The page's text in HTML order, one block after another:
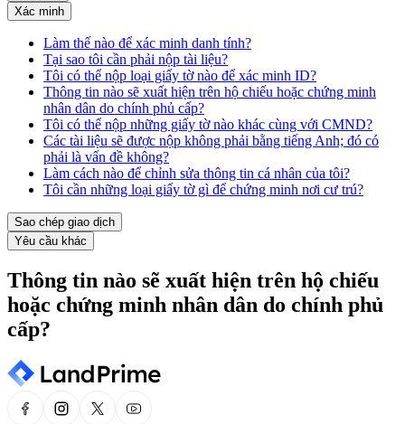
Xác minh
Làm thế nào để xác minh danh tính?
Tại sao tôi cần phải nộp tài liệu?
Tôi có thể nộp loại giấy tờ nào để xác minh ID?
Thông tin nào sẽ xuất hiện trên hộ chiếu hoặc chứng minh
nhân dân do chính phủ cấp?
Tôi có thể nộp những giấy tờ nào khác cùng với CMND?
Các tài liệu sẽ được nộp không phải bằng tiếng Anh; đó có
phải là vấn đề không?
Làm cách nào để chỉnh sửa thông tin cá nhân của tôi?
Tôi cần những loại giấy tờ gì để chứng minh nơi cư trú?
Sao chép giao dịch
Yêu cầu khác
Thông tin nào sẽ xuất hiện trên hộ chiếu
hoặc chứng minh nhân dân do chính phủ
cấp?